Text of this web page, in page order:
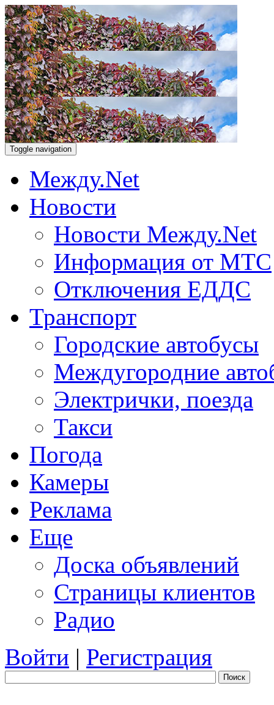
Toggle navigation
Между.Net
Новости
Новости Между.Net
Информация от МТС
Отключения ЕДДС
Транспорт
Городские автобусы
Междугородние
Электрички, поезда
Такси
Погода
Камеры
Реклама
Еще
Доска объявлений
Страницы клиентов
Радио
Войти | Регистрация
Поиск